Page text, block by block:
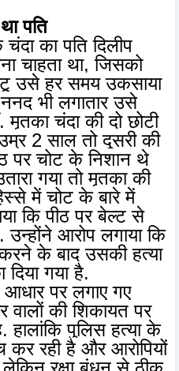
पति
का पति दिलीप
चाहता था, जिसको
उसे हर समय उकसाया
भी लगातार उसे
मृतका चंदा की दो छोटी
2 साल तो दूसरी की
पर चोट के निशान थे
गया तो मृतका की
में चोट के बारे में
कि पीठ पर बेल्ट से
उन्होंने आरोप लगाया कि
के बाद उसकी हत्या
गया है.
पर लगाए गए
वालों की शिकायत पर
पुलिस हत्या के
रही है और आरोपियों